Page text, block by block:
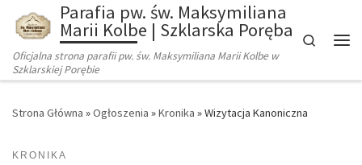
Parafia pw. św. Maksymiliana
Marii Kolbe | Szklarska Poręba
Oficjalna strona parafii pw. św. Maksymiliana Marii Kolbe w
Szklarskiej Porębie
Search
Strona Główna »Ogłoszenia »Kronika »Wizytacja Kanoniczna
KRONIKA